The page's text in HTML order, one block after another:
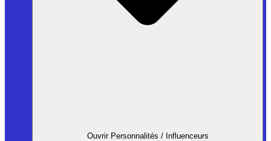
Ouvrir Personnalités / Influenceurs